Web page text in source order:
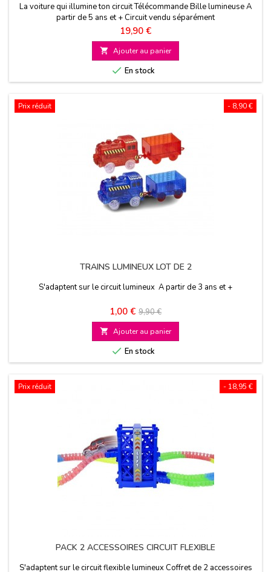
La voiture qui illumine ton circuit Télécommande Bille lumineuse A
partir de 5 ans et + Circuit vendu séparément
Prix
19,90 €
 Ajouter au panier
 En stock
- 8,90 €
Prix réduit
TRAINS LUMINEUX LOT DE 2
S'adaptent sur le circuit lumineux A partir de 3 ans et +
Prix
1,00 € Prix
de
base
9,90 €
 Ajouter au panier
 En stock
- 18,95 €
Prix réduit
PACK 2 ACCESSOIRES CIRCUIT FLEXIBLE
S'adaptent sur le circuit flexible lumineux Coffret de 2 accessoires